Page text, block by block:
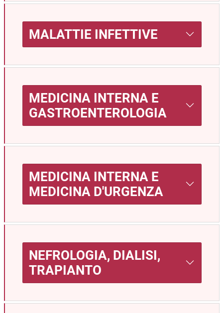
MALATTIE INFETTIVE
MEDICINA INTERNA E
GASTROENTEROLOGIA
MEDICINA INTERNA E
MEDICINA D'URGENZA
NEFROLOGIA, DIALISI,
TRAPIANTO